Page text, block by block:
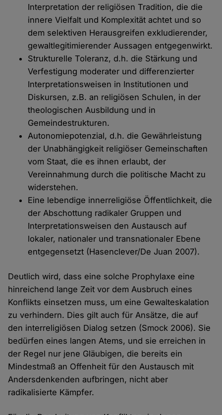
Interpretation der religiösen Tradition, die die
innere Vielfalt und Komplexität achtet und so
dem selektiven Herausgreifen exkludierender,
gewaltlegitimierender Aussagen entgegenwirkt.
Strukturelle Toleranz, d.h. die Stärkung und
Verfestigung moderater und differenzierter
Interpretationsweisen in Institutionen und
Diskursen, z.B. an religiösen Schulen, in der
theologischen Ausbildung und in
Gemeindestrukturen.
Autonomiepotenzial, d.h. die Gewährleistung
der Unabhängigkeit religiöser Gemeinschaften
vom Staat, die es ihnen erlaubt, der
Vereinnahmung durch die politische Macht zu
widerstehen.
Eine lebendige innerreligiöse Öffentlichkeit, die
der Abschottung radikaler Gruppen und
Interpretationsweisen den Austausch auf
lokaler, nationaler und transnationaler Ebene
entgegensetzt (Hasenclever/De Juan 2007).
Deutlich wird, dass eine solche Prophylaxe eine
hinreichend lange Zeit vor dem Ausbruch eines
Konflikts einsetzen muss, um eine Gewalteskalation
zu verhindern. Dies gilt auch für Ansätze, die auf
den interreligiösen Dialog setzen (Smock 2006). Sie
bedürfen eines langen Atems, und sie erreichen in
der Regel nur jene Gläubigen, die bereits ein
Mindestmaß an Offenheit für den Austausch mit
Andersdenkenden aufbringen, nicht aber
radikalisierte Kämpfer.